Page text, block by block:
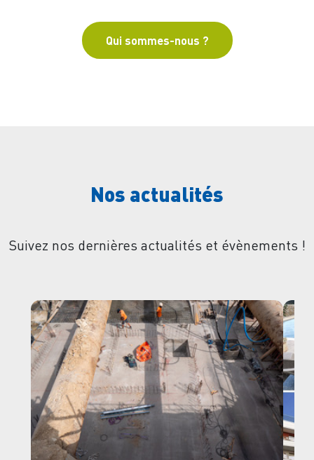
Qui sommes-nous ?
Nos actualités
Suivez nos dernières actualités et évènements !